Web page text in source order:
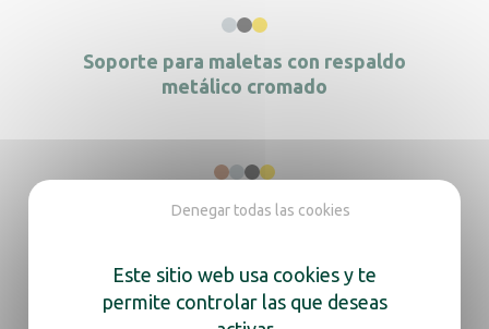
Soporte para maletas con respaldo
metálico cromado
Portaequipajes de acero negro mate
Este sitio web usa cookies y te
permite controlar las que deseas
Denegar todas las cookies